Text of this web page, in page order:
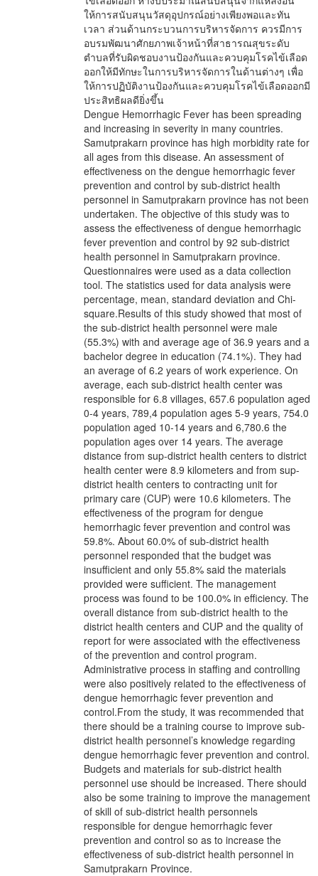
ให้การสนับสนุนวัสดุอุปกรณ์อย่างเพียงพอและทัน
เวลา ส่วนด้านกระบวนการบริหารจัดการ ควรมีการ
อบรมพัฒนาศักยภาพเจ้าหน้าที่สาธารณสุขระดับ
ตำบลที่รับผิดชอบงานป้องกันและควบคุมโรคไข้เลือด
ออกให้มีทักษะในการบริหารจัดการในด้านต่างๆ เพื่อ
ให้การปฏิบัติงานป้องกันและควบคุมโรคไข้เลือดออกมี
ประสิทธิผลดียิ่งขึ้น
Dengue Hemorrhagic Fever has been spreading
and increasing in severity in many countries.
Samutprakarn province has high morbidity rate for
all ages from this disease. An assessment of
effectiveness on the dengue hemorrhagic fever
prevention and control by sub-district health
personnel in Samutprakarn province has not been
undertaken. The objective of this study was to
assess the effectiveness of dengue hemorrhagic
fever prevention and control by 92 sub-district
health personnel in Samutprakarn province.
Questionnaires were used as a data collection
tool. The statistics used for data analysis were
percentage, mean, standard deviation and Chi-
square.Results of this study showed that most of
the sub-district health personnel were male
(55.3%) with and average age of 36.9 years and a
bachelor degree in education (74.1%). They had
an average of 6.2 years of work experience. On
average, each sub-district health center was
responsible for 6.8 villages, 657.6 population aged
0-4 years, 789,4 population ages 5-9 years, 754.0
population aged 10-14 years and 6,780.6 the
population ages over 14 years. The average
distance from sup-district health centers to district
health center were 8.9 kilometers and from sup-
district health centers to contracting unit for
primary care (CUP) were 10.6 kilometers. The
effectiveness of the program for dengue
hemorrhagic fever prevention and control was
59.8%. About 60.0% of sub-district health
personnel responded that the budget was
insufficient and only 55.8% said the materials
provided were sufficient. The management
process was found to be 100.0% in efficiency. The
overall distance from sub-district health to the
district health centers and CUP and the quality of
report for were associated with the effectiveness
of the prevention and control program.
Administrative process in staffing and controlling
were also positively related to the effectiveness of
dengue hemorrhagic fever prevention and
control.From the study, it was recommended that
there should be a training course to improve sub-
district health personnel’s knowledge regarding
dengue hemorrhagic fever prevention and control.
Budgets and materials for sub-district health
personnel use should be increased. There should
also be some training to improve the management
of skill of sub-district health personnels
responsible for dengue hemorrhagic fever
prevention and control so as to increase the
effectiveness of sub-district health personnel in
Samutprakarn Province.